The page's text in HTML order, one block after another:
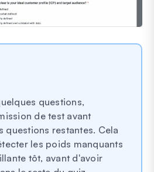
questions,
de test avant
questions restantes. Cela
les poids manquants
tôt, avant d'avoir